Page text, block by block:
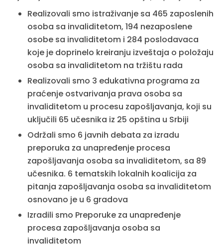
Realizovali smo istraživanje sa 465 zaposlenih
osoba sa invaliditetom, 194 nezaposlene
osobe sa invaliditetom i 284 poslodavaca
koje je doprinelo kreiranju izveštaja o položaju
osoba sa invaliditetom na tržištu rada
Realizovali smo 3 edukativna programa za
praćenje ostvarivanja prava osoba sa
invaliditetom u procesu zapošljavanja, koji su
uključili 65 učesnika iz 25 opština u Srbiji
Održali smo 6 javnih debata za izradu
preporuka za unapređenje procesa
zapošljavanja osoba sa invaliditetom, sa 89
učesnika. 6 tematskih lokalnih koalicija za
pitanja zapošljavanja osoba sa invaliditetom
osnovano je u 6 gradova
Izradili smo Preporuke za unapređenje
procesa zapošljavanja osoba sa
invaliditetom